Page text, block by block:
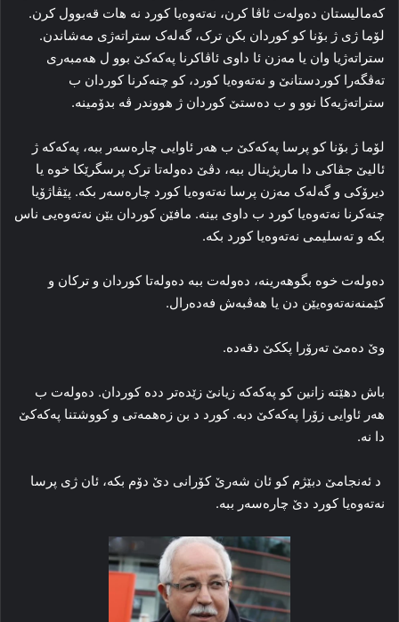
که‌مالیستان ده‌وله‌ت ئاڤا کرن، نه‌ته‌وه‌یا کورد نه‌ هات قه‌بوول کرن.
لۆما ژی ژ بۆنا کو کوردان بکن ترک، گه‌له‌ک ستراته‌ژی مه‌شاندن.
ستراته‌ژیا وان یا مه‌زن ئا داوی ئاڤاکرنا پەکەکێ بوو ل هه‌مبه‌ری
ته‌ڤگه‌را کوردستانێ و نه‌ته‌وه‌یا کورد، کو چنەكرنا کوردان ب
ستراته‌ژیه‌کا نوو و ب ده‌ستێ کوردان ژ هووندر ڤه‌ بدۆمینه‌.
لۆما ژ بۆنا کو پرسا پەکەکێ ب هه‌ر ئاوایی چاره‌سه‌ر ببه‌، پەکەکە ژ
ئالیێ جڤاکی دا‌ ماریژینال ببه‌، دڤێ ده‌وله‌تا ترک پرسگرێکا خوه‌ یا
دیرۆكی و گه‌له‌ک مه‌زن پرسا نه‌ته‌وه‌یا کورد چاره‌سه‌ر بکه‌. پێڤاژۆیا
چنەكرنا نه‌ته‌وه‌یا کورد ب داوی بینه‌. مافێن کوردان یێن نه‌ته‌وه‌یی ناس
بکه‌ و ته‌سلیمی نه‌ته‌وه‌یا کورد بکه‌.
ده‌وله‌ت خوه‌ بگوهه‌رینه‌، ده‌وله‌ت ببه‌ ده‌وله‌تا کوردان و ترکان و
کێمنه‌نه‌ته‌وه‌یێن دن یا هه‌ڤبه‌ش فه‌ده‌رال.
وێ ده‌مێ ته‌رۆرا پککێ دقه‌ده‌.
باش دھێتە زانین کو پەکەکە زیانێ زێده‌تر دده‌ کوردان. ده‌وله‌ت ب
هه‌ر ئاوایی زۆرا پەکەکێ دبه‌. کورد د بن زه‌همه‌تی و کووشتنا پەکەکێ
دا‌ نه‌.
د ئه‌نجامێ دبێژم کو ئان شه‌رێ کۆرانی دێ دۆم بکه‌، ئان ژی پرسا
نه‌ته‌وه‌یا کورد دێ چاره‌سه‌ر ببه‌.